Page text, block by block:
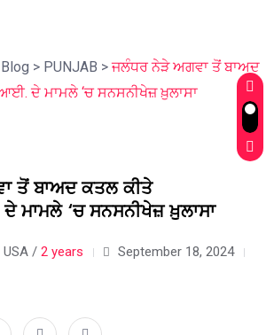
Blog > PUNJAB >ਜਲੰਧਰ ਨੇੜੇ ਅਗਵਾ ਤੋਂ ਬਾਅਦ
ਦੇ ਮਾਮਲੇ ‘ਚ ਸਨਸਨੀਖੇਜ਼ ਖ਼ੁਲਾਸਾ
ਤੋਂ ਬਾਅਦ ਕਤਲ ਕੀਤੇ
‘ਚ ਸਨਸਨੀਖੇਜ਼ ਖ਼ੁਲਾਸਾ
USA / 2 years
September 18, 2024